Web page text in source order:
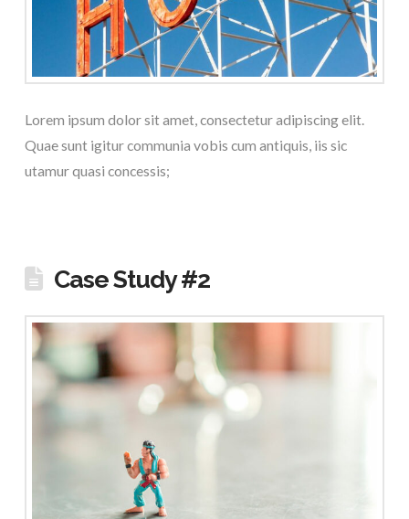
Lorem ipsum dolor sit amet, consectetur adipiscing elit.
Quae sunt igitur communia vobis cum antiquis, iis sic
utamur quasi concessis;
Case Study #2